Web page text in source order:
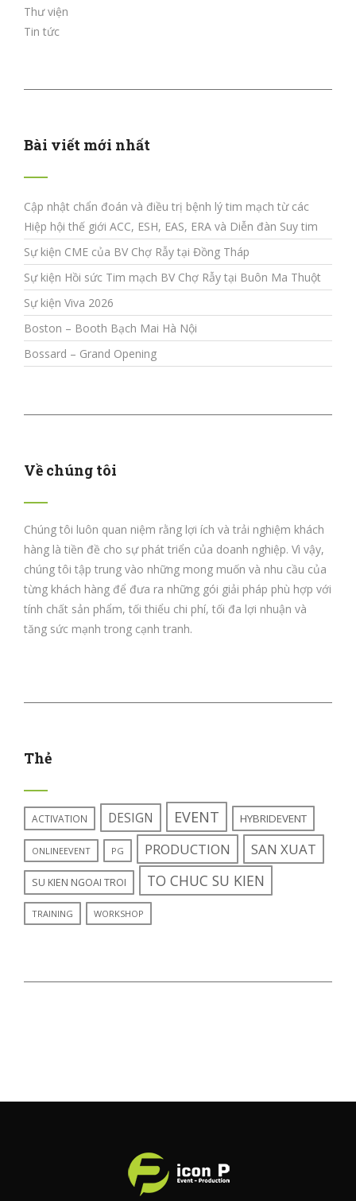
Thư viện
Tin tức
Bài viết mới nhất
Cập nhật chẩn đoán và điều trị bệnh lý tim mạch từ các
Hiệp hội thế giới ACC, ESH, EAS, ERA và Diễn đàn Suy tim
Sự kiện CME của BV Chợ Rẫy tại Đồng Tháp
Sự kiện Hồi sức Tim mạch BV Chợ Rẫy tại Buôn Ma Thuột
Sự kiện Viva 2026
Boston – Booth Bạch Mai Hà Nội
Bossard – Grand Opening
Về chúng tôi
Chúng tôi luôn quan niệm rằng lợi ích và trải nghiệm khách
hàng là tiền đề cho sự phát triển của doanh nghiệp. Vì vậy,
chúng tôi tập trung vào những mong muốn và nhu cầu của
từng khách hàng để đưa ra những gói giải pháp phù hợp với
tính chất sản phẩm, tối thiểu chi phí, tối đa lợi nhuận và
tăng sức mạnh trong cạnh tranh.
Thẻ
ACTIVATION DESIGN EVENT HYBRIDEVENT
ONLINEEVENT PG PRODUCTION SAN XUAT
SU KIEN NGOAI TROI TO CHUC SU KIEN
TRAINING WORKSHOP